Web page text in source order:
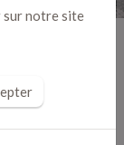
sur notre site